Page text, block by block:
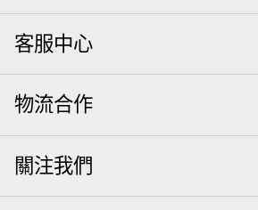
客服中心
物流合作
關注我們